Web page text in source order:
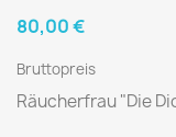
80,00 €
Bruttopreis
Räucherfrau "Die